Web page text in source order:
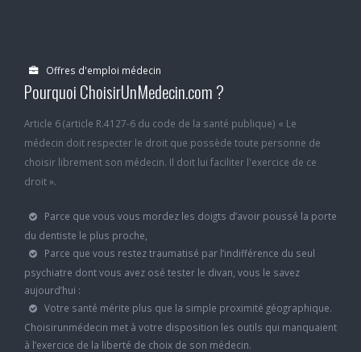
Offres d'emploi médecin
Pourquoi ChoisirUnMedecin.com ?
Article 6 (article R.4127-6 du code de la santé publique) « Le
médecin doit respecter le droit que possède toute personne de
choisir librement son médecin. Il doit lui faciliter l'exercice de ce
droit ».
Parce que vous vous mordez les doigts d’avoir poussé la porte
du dentiste le plus proche,
Parce que vous restez traumatisé par l’indifférence du seul
psychiatre dont vous avez osé tester le divan, vous le savez
aujourd’hui :
Votre santé mérite plus que la simple proximité géographique.
Choisirunmédecin met à votre disposition les outils qui manquaient
à l’exercice de la liberté de choix de son médecin.